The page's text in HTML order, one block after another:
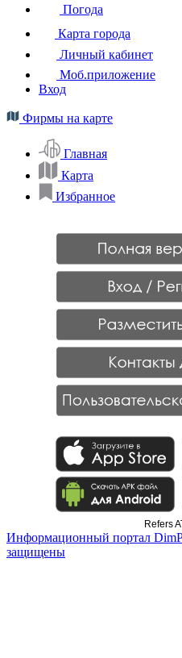
Погода
Карта города
Личный кабинет
Моб.приложение
Вход
Фирмы на карте
Главная
Карта
Избранное
Refers
Информационный портал
защищены